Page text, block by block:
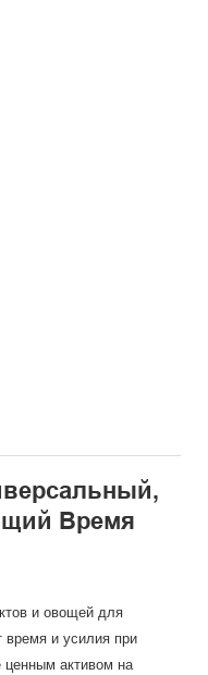
Время
и овощей для
время и усилия при
ценным активом на